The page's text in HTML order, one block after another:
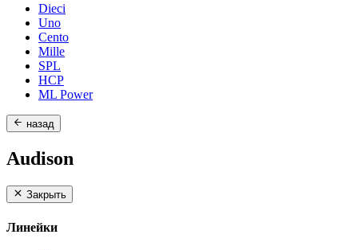
Dieci
Uno
Cento
Mille
SPL
HCP
ML Power
назад
Audison
Закрыть
Линейки